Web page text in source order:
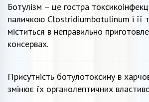
Ботулізм – це гостра
паличкою Clostridiumbotulinum і її
міститься в неправильно
консервах.
Присутність ботулотоксину в
змінює їх органолептичних